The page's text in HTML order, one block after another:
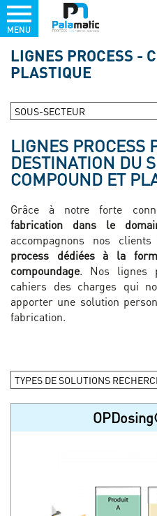
au
contenu
MENU
LIGNES PROCESS -
PLASTIQUE
SOUS-SECTEUR
LIGNES PROCESS
DESTINATION DU
COMPOUND ET
Grâce à notre forte
fabrication dans le
accompagnons nos
process dédiées à la
compoundage. Nos lignes
cahiers des charges qui
apporter une solution
fabrication.
TYPES DE SOLUTIONS